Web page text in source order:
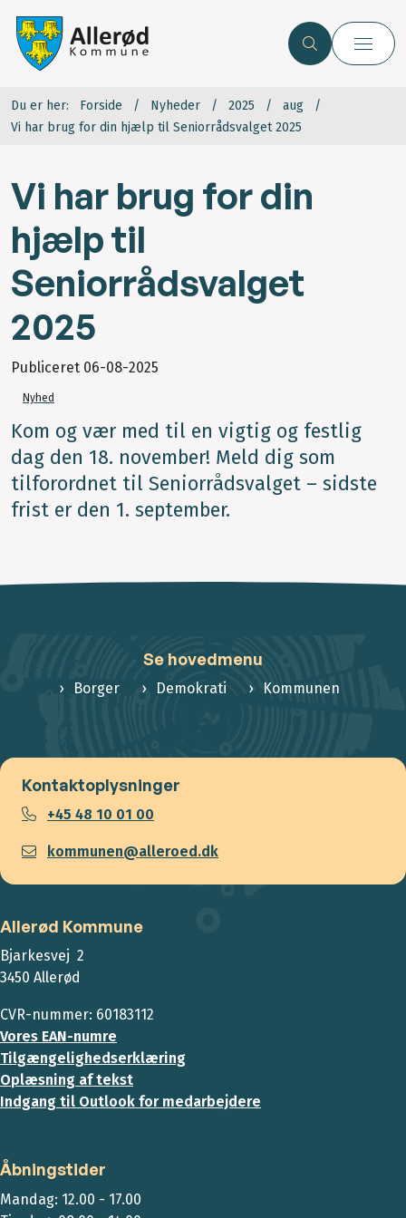
Du er her: Forside Nyheder 2025
aug
Vi har brug for din hjælp til Seniorrådsvalget 2025
Vi har brug for din
hjælp til
Seniorrådsvalget
2025
Publiceret 06-08-2025
Nyhed
Kom og vær med til en vigtig og festlig
dag den 18. november! Meld dig som
tilforordnet til Seniorrådsvalget – sidste
frist er den 1. september.
Se hovedmenu
Borger Demokrati Kommunen
Kontaktoplysninger
+45 48 10 01 00
kommunen@alleroed.dk
Allerød Kommune
Bjarkesvej 2
3450 Allerød
CVR-nummer: 60183112
Vores EAN-numre
Tilgængelighedserklæring
Oplæsning af tekst
Indgang til Outlook for medarbejdere
Åbningstider
Mandag: 12.00 - 17.00